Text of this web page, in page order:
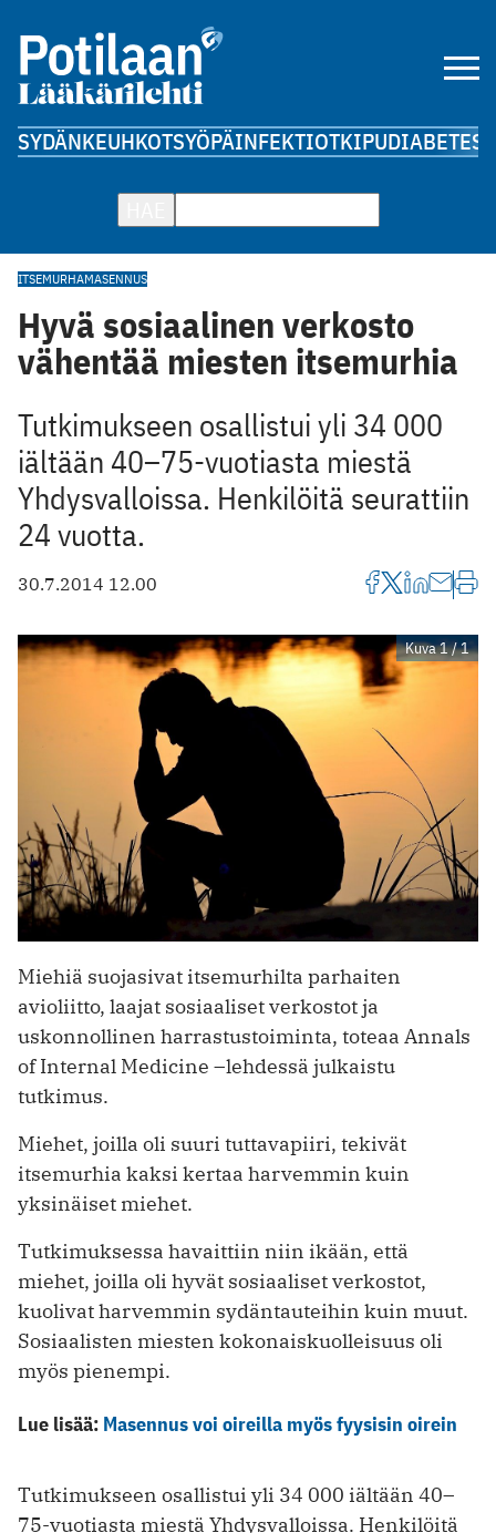
SYDÄNKEUHKOTSYÖPÄINFEKTIOTKIPUDIABETES
ITSEMURHAMASENNUS
Hyvä sosiaalinen verkosto
vähentää miesten itsemurhia
Tutkimukseen osallistui yli 34 000
iältään 40–75-vuotiasta miestä
Yhdysvalloissa. Henkilöitä seurattiin
24 vuotta.
30.7.2014 12.00
Kuva 1 / 1
Miehiä suojasivat itsemurhilta parhaiten
avioliitto, laajat sosiaaliset verkostot ja
uskonnollinen harrastustoiminta, toteaa Annals
of Internal Medicine –lehdessä julkaistu
tutkimus.
Miehet, joilla oli suuri tuttavapiiri, tekivät
itsemurhia kaksi kertaa harvemmin kuin
yksinäiset miehet.
Tutkimuksessa havaittiin niin ikään, että
miehet, joilla oli hyvät sosiaaliset verkostot,
kuolivat harvemmin sydäntauteihin kuin muut.
Sosiaalisten miesten kokonaiskuolleisuus oli
myös pienempi.
Lue lisää: Masennus voi oireilla myös fyysisin oirein
Tutkimukseen osallistui yli 34 000 iältään 40–
75-vuotiasta miestä Yhdysvalloissa. Henkilöitä